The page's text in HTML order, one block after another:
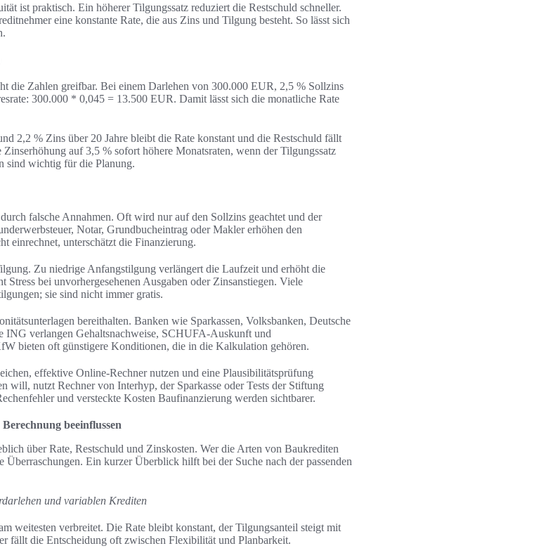
ist praktisch. Ein höherer Tilgungssatz reduziert die Restschuld schneller.
eine konstante Rate, die aus Zins und Tilgung besteht. So lässt sich
die Zahlen greifbar. Bei einem Darlehen von 300.000 EUR, 2,5 % Sollzins
300.000 * 0,045 = 13.500 EUR. Damit lässt sich die monatliche Rate
2,2 % Zins über 20 Jahre bleibt die Rate konstant und die Restschuld fällt
auf 3,5 % sofort höhere Monatsraten, wenn der Tilgungssatz
sind wichtig für die Planung.
falsche Annahmen. Oft wird nur auf den Sollzins geachtet und der
Notar, Grundbucheintrag oder Makler erhöhen den
einrechnet, unterschätzt die Finanzierung.
Zu niedrige Anfangstilgung verlängert die Laufzeit und erhöht die
Stress bei unvorhergesehenen Ausgaben oder Zinsanstiegen. Viele
sie sind nicht immer gratis.
bereithalten. Banken wie Sparkassen, Volksbanken, Deutsche
ING verlangen Gehaltsnachweise, SCHUFA-Auskunft und
bieten oft günstigere Konditionen, die in die Kalkulation gehören.
effektive Online-Rechner nutzen und eine Plausibilitätsprüfung
will, nutzt Rechner von Interhyp, der Sparkasse oder Tests der Stiftung
und versteckte Kosten Baufinanzierung werden sichtbarer.
beeinflussen
über Rate, Restschuld und Zinskosten. Wer die Arten von Baukrediten
Überraschungen. Ein kurzer Überblick hilft bei der Suche nach der passenden
und variablen Krediten
weitesten verbreitet. Die Rate bleibt konstant, der Tilgungsanteil steigt mit
fällt die Entscheidung oft zwischen Flexibilität und Planbarkeit.